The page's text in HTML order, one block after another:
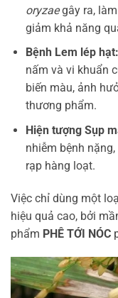
oryzaegây ra,
giảm khả năng
Bệnh Lem lép hạt:
nấm và vi khuẩn
biến màu, ảnh
thương phẩm.
Hiện tượng Sụp
nhiễm bệnh
rạp hàng loạt.
Việc chỉ dùng một
hiệu quả cao, bởi
phẩm PHÊ TỚI NÓC